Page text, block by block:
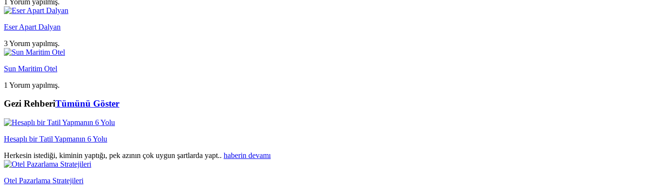
Eser Apart Dalyan
3 Yorum yapılmış.
Sun Maritim Otel
1 Yorum yapılmış.
Gezi RehberiTümünü Göster
Hesaplı bir Tatil Yapmanın 6 Yolu
Herkesin istediği, kiminin yaptığı, pek azının çok uygun şartlarda yapt.. haberin devamı
Otel Pazarlama Stratejileri